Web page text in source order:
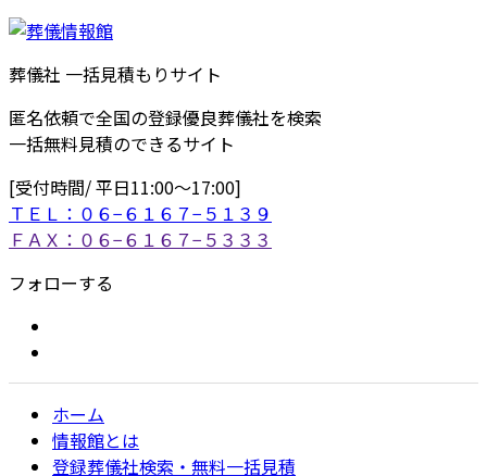
葬儀社 一括見積もりサイト
匿名依頼で全国の登録優良葬儀社を検索
一括無料見積のできるサイト
[受付時間/ 平日11:00〜17:00]
ＴＥＬ：０６−６１６７−５１３９
ＦＡＸ：０６−６１６７−５３３３
フォローする
ホーム
情報館とは
登録葬儀社検索・無料一括見積